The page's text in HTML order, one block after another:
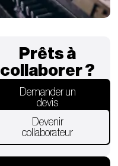
Prêts à
collaborer ?
Demander un
devis
Devenir
collaborateur